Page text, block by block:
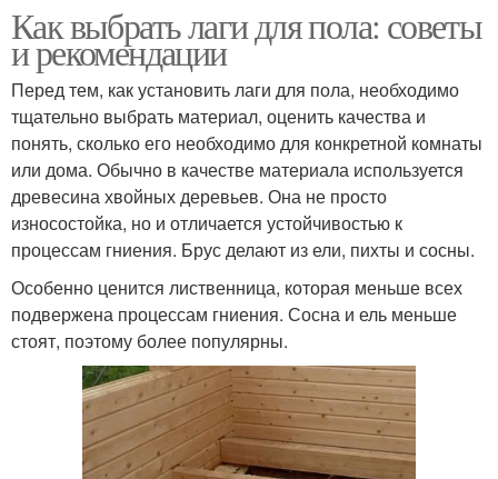
Как выбрать лаги для пола: советы
и рекомендации
Перед тем, как установить лаги для пола, необходимо
тщательно выбрать материал, оценить качества и
понять, сколько его необходимо для конкретной комнаты
или дома. Обычно в качестве материала используется
древесина хвойных деревьев. Она не просто
износостойка, но и отличается устойчивостью к
процессам гниения. Брус делают из ели, пихты и сосны.
Особенно ценится лиственница, которая меньше всех
подвержена процессам гниения. Сосна и ель меньше
стоят, поэтому более популярны.